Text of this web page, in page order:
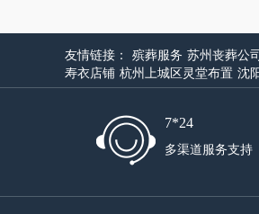
友情链接： 殡葬服务 苏州丧葬公司
寿衣店铺 杭州上城区灵堂布置 沈
7*24
多渠道服务支持